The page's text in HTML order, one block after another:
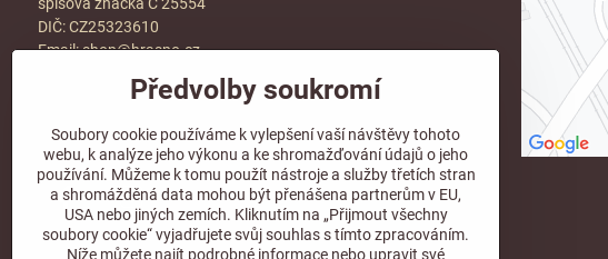
DIČ: CZ25323610
Email:shop@hraspo.cz
Obchodní podmínky
Více info v sekcikontakt
Sledujte naše sociální sítě!
Předvolby soukromí
Soubory cookie používáme k vylepšení vaší návštěvy tohoto
webu, k analýze jeho výkonu a ke shromažďování údajů o jeho
používání. Můžeme k tomu použít nástroje a služby třetích stran
a shromážděná data mohou být přenášena partnerům v EU,
USA nebo jiných zemích. Kliknutím na „Přijmout všechny
soubory cookie“ vyjadřujete svůj souhlas s tímto zpracováním.
Níže můžete najít podrobné informace nebo upravit své